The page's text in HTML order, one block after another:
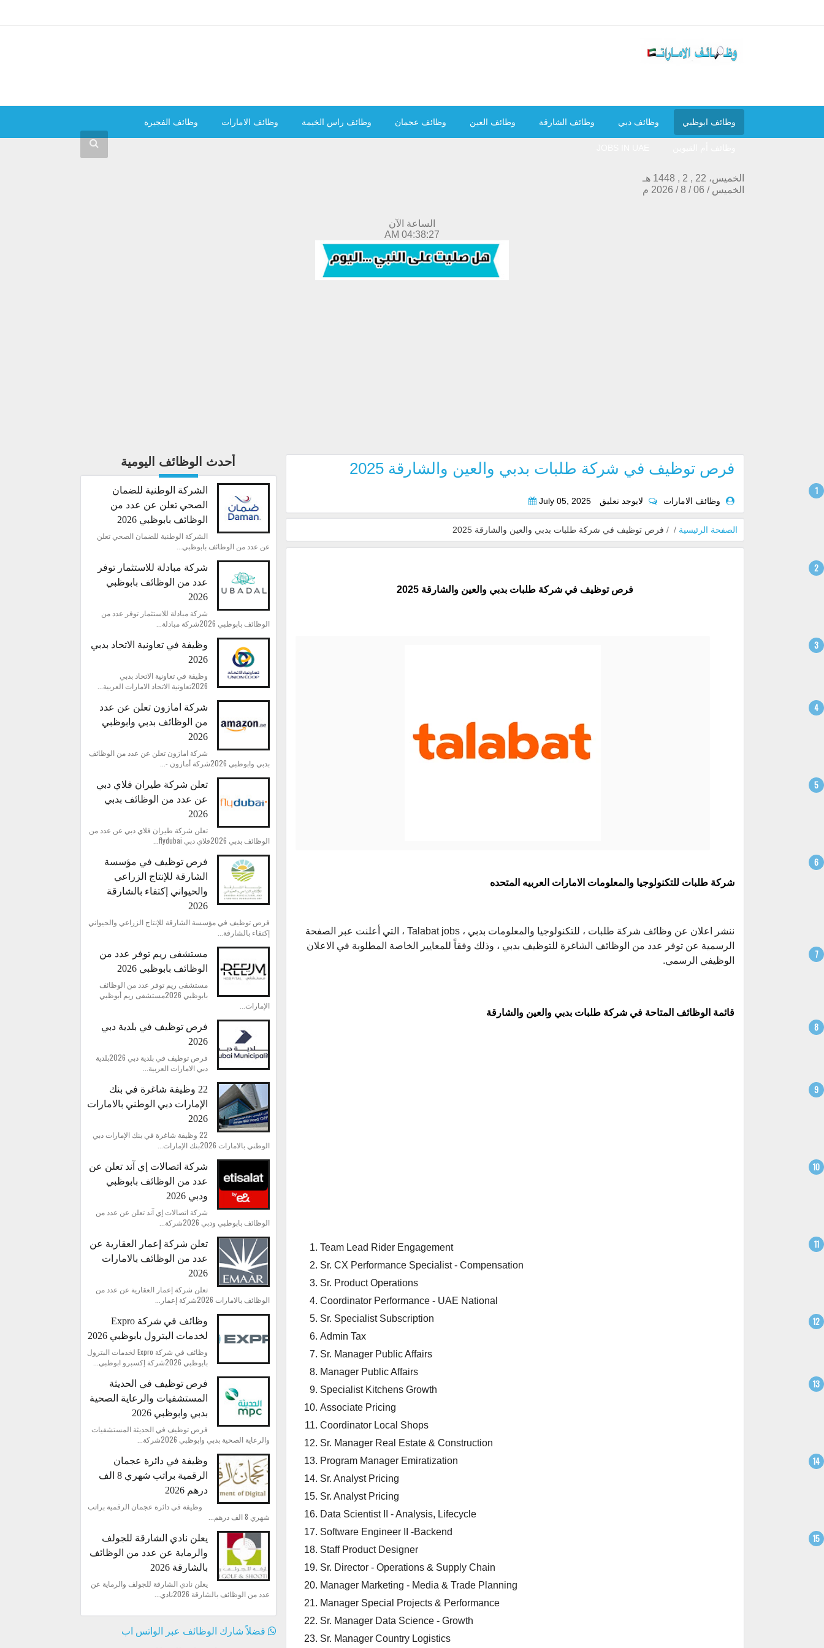
وظائف ابوظبي وظائف دبي وظائف الشارقة وظائف العين وظائف عجمان وظائف راس الخيمة وظائف الامارات وظائف الفجيرة
الخميس، 22 , 2 , 1448 هـ
الخميس /
06
/
8
/
2026 م
الساعة الآن
04:38:28 AM
فرص توظيف في شركة طلبات بدبي والعين والشارقة 2025
وظائف الامارات لايوجد تعليق July 05, 2025
الصفحة الرئيسية /
/ فرص توظيف في شركة طلبات بدبي والعين والشارقة 2025
فرص توظيف في شركة طلبات بدبي والعين والشارقة 2025
شركة طلبات للتكنولوجيا والمعلومات الامارات العربيه المتحده
ننشر اعلان عن وظائف شركة طلبات ، للتكنولوجيا والمعلومات بدبي ، Talabat jobs ، التي أعلنت عبر الصفحة
الرسمية عن توفر عدد من الوظائف الشاغرة للتوظيف بدبي ، وذلك وفقاً للمعايير الخاصة المطلوبة في الاعلان
الوظيفي الرسمي.
قائمة الوظائف المتاحة في شركة طلبات بدبي والعين والشارقة
Team Lead Rider Engagement
Sr. CX Performance Specialist - Compensation
Sr. Product Operations
Coordinator Performance - UAE National
Sr. Specialist Subscription
Admin Tax
Sr. Manager Public Affairs
Manager Public Affairs
Specialist Kitchens Growth
Associate Pricing
Coordinator Local Shops
Sr. Manager Real Estate & Construction
Program Manager Emiratization
Sr. Analyst Pricing
Sr. Analyst Pricing
Data Scientist II - Analysis, Lifecycle
Software Engineer II -Backend
Staff Product Designer
Sr. Director - Operations & Supply Chain
Manager Marketing - Media & Trade Planning
Manager Special Projects & Performance
Sr. Manager Data Science - Growth
Sr. Manager Country Logistics
أحدث الوظائف اليومية
الشركة الوطنية للضمان
الصحي تعلن عن عدد من
الوظائف بابوظبي 2026
الشركة الوطنية للضمان الصحي تعلن
عن عدد من الوظائف بابوظبي...
شركة مبادلة للاستثمار توفر
عدد من الوظائف بابوظبي
2026
شركة مبادلة للاستثمار توفر عدد من
الوظائف بابوظبي 2026شركة مبادلة...
وظيفة في تعاونية الاتحاد بدبي
2026
وظيفة في تعاونية الاتحاد بدبي
2026تعاونية الاتحاد الامارات العربية...
شركة امازون تعلن عن عدد
من الوظائف بدبي وابوظبي
2026
شركة امازون تعلن عن عدد من الوظائف
بدبي وابوظبي 2026شركة أمازون -...
تعلن شركة طيران فلاي دبي
عن عدد من الوظائف بدبي
2026
تعلن شركة طيران فلاي دبي عن عدد من
الوظائف بدبي 2026فلاي دبي flydubai...
فرص توظيف في مؤسسة
الشارقة للإنتاج الزراعي
والحيواني إكتفاء بالشارقة
2026
فرص توظيف في مؤسسة الشارقة للإنتاج الزراعي والحيواني
إكتفاء بالشارقة...
مستشفى ريم توفر عدد من
الوظائف بابوظبي 2026
مستشفى ريم توفر عدد من الوظائف
بابوظبي 2026مستشفى ريم أبوظبي
الإمارات...
فرص توظيف في بلدية دبي
2026
فرص توظيف في بلدية دبي 2026بلدية
دبي الامارات العربية...
22 وظيفة شاغرة في بنك
الإمارات دبي الوطني بالامارات
2026
22 وظيفة شاغرة في بنك الإمارات دبي
الوطني بالامارات 2026بنك الإمارات...
شركة اتصالات إي آند تعلن عن
عدد من الوظائف بابوظبي
ودبي 2026
شركة اتصالات إي آند تعلن عن عدد من
الوظائف بابوظبي ودبي 2026شركة...
تعلن شركة إعمار العقارية عن
عدد من الوظائف بالامارات
2026
تعلن شركة إعمار العقارية عن عدد من
الوظائف بالامارات 2026شركة إعمار...
وظائف في شركة Expro
لخدمات البترول بابوظبي 2026
وظائف في شركة Expro لخدمات البترول
بابوظبي 2026شركة إكسبرو ابوظبي...
فرص توظيف في الحديثة
المستشفيات والرعاية الصحية
بدبي وابوظبي 2026
فرص توظيف في الحديثة المستشفيات
والرعاية الصحية بدبي وابوظبي 2026شركة...
وظيفة في دائرة عجمان
الرقمية براتب شهري 8 الف
درهم 2026
وظيفة في دائرة عجمان الرقمية براتب
شهري 8 الف درهم...
يعلن نادي الشارقة للجولف
والرماية عن عدد من الوظائف
بالشارقة 2026
يعلن نادي الشارقة للجولف والرماية عن
عدد من الوظائف بالشارقة 2026نادي...
فضلاً شارك الوظائف عبر الواتس اب